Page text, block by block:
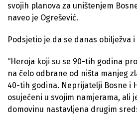
svojih planova za uništenjem
naveo je Ogrešević.
Podsjetio je da se danas obilježva
“Heroja koji su se 90-tih godina
na čelo odbrane od ništa manjeg
40-tih godina. Neprijatelji Bosne i
osujećeni u svojim namjerama, ali
domovinu nastavljena drugim